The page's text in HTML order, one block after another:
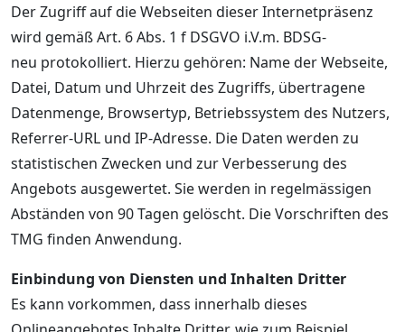
Der Zugriff auf die Webseiten dieser Internetpräsenz
wird gemäß Art. 6 Abs. 1 f DSGVO i.V.m. BDSG-
neu protokolliert. Hierzu gehören: Name der Webseite,
Datei, Datum und Uhrzeit des Zugriffs, übertragene
Datenmenge, Browsertyp, Betriebssystem des Nutzers,
Referrer-URL und IP-Adresse. Die Daten werden zu
statistischen Zwecken und zur Verbesserung des
Angebots ausgewertet. Sie werden in regelmässigen
Abständen von 90 Tagen gelöscht. Die Vorschriften des
TMG finden Anwendung.
Einbindung von Diensten und Inhalten Dritter
Es kann vorkommen, dass innerhalb dieses